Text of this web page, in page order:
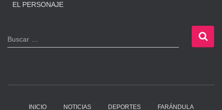
EL PERSONAJE
B
u
Buscar …
INICIO NOTICIAS DEPORTES FARÁNDULA